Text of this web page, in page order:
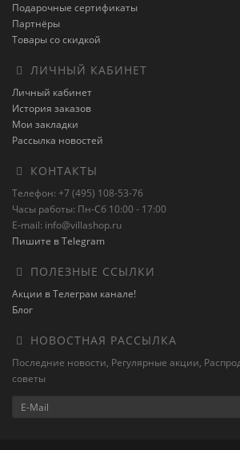
Подарочные сертификаты
Партнёры
Товары со скидкой
ЛИЧНЫЙ КАБИНЕТ
Личный кабинет
История заказов
Мои закладки
Рассылка новостей
КОНТАКТЫ
Телефон: +7 (495) 108-53-76
Часы работы: Пн-Сб 10:00 - 17:00
E-mail: info@villashop.ru
Пишите в Telegram
ПОЛЕЗНЫЕ ССЫЛКИ
Акции в Телеграм канале!
Блог
НОВОСТНАЯ РАССЫЛКА
Последние новости, Регулярные акции,
советы